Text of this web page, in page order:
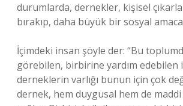
durumlarda, dernekler, kişisel
bırakıp, daha büyük bir sosyal
İçimdeki insan şöyle der: “Bu
görebilen, birbirine yardım edebilen
derneklerin varlığı bunun için çok
dernek, hem duygusal hem de maddi